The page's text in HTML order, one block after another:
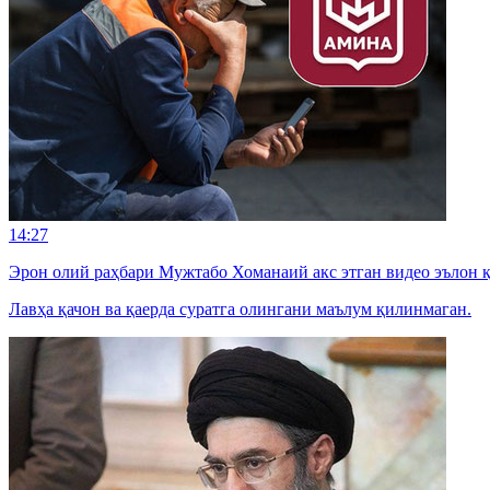
14:27
Эрон олий раҳбари Мужтабо Хоманаий акс этган видео эълон
Лавҳа қачон ва қаерда суратга олингани маълум қилинмаган.